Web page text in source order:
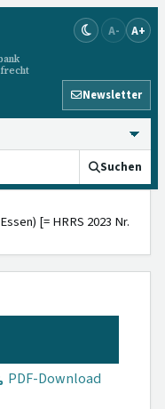
A- A+
Newsletter
Suchen
[= HRRS 2023 Nr.
PDF-Download